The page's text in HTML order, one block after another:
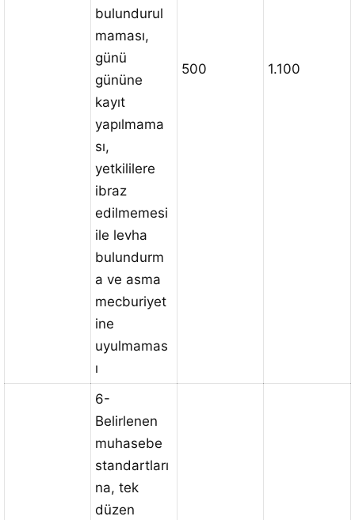
bulundurul
maması,
günü
gününe
kayıt
yapılmama
sı,
yetkililere
ibraz
edilmemesi
ile levha
bulundurm
a ve asma
mecburiyet
ine
uyulmamas
ı
500 1.100
6-
Belirlenen
muhasebe
standartları
na, tek
düzen